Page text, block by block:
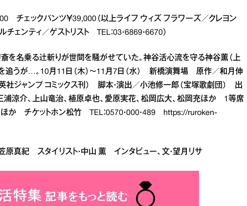
チェックパンツ￥39,000（以上ライフ ウィズ フラワーズ／クレヨン
チェンティ／ゲストリスト TEL：03・6869・6670）
を名乗る辻斬りが世間を騒がせていた。神谷活心流を守る神谷薫（上
を追うが…。10月11日（木）～11月7日（水） 新橋演舞場 原作／和月伸
社ジャンプ コミックス刊） 脚本・演出／小池修一郎（宝塚歌劇団） 出
浦涼介、上山竜治、植原卓也、愛原実花、松岡広大、松岡充ほか 1等席
か チケットホン松竹 TEL：0570・000・489
https://ruroken-
原真紀 スタイリスト・中山 薫 インタビュー、文・望月リサ